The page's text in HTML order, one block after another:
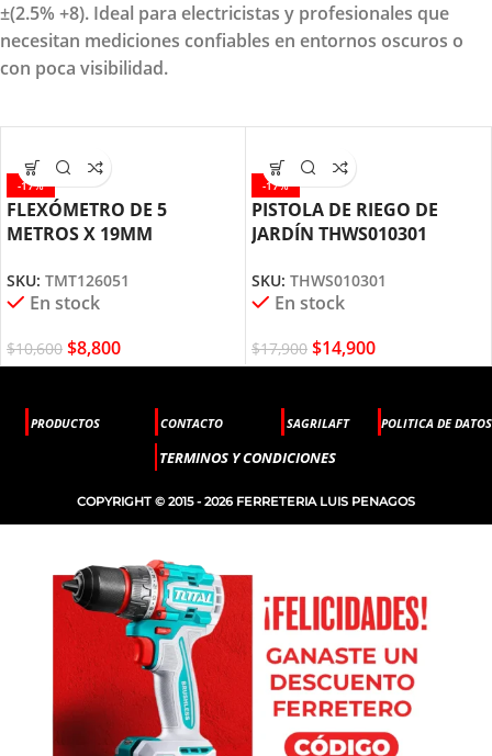
±(2.5% +8). Ideal para electricistas y profesionales que
necesitan mediciones confiables en entornos oscuros o
con poca visibilidad.
-17%
FLEXÓMETRO DE 5
METROS X 19MM
SKU: TMT126051
En stock
$10,600 $8,800
-17%
PISTOLA DE RIEGO DE
JARDÍN THWS010301
SKU: THWS010301
En stock
$17,900 $14,900
PRODUCTOS CONTACTO SAGRILAFT POLITICA DE DATOS
TERMINOS Y CONDICIONES
COPYRIGHT © 2015 - 2026 FERRETERIA LUIS PENAGOS